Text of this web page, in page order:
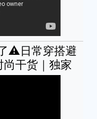
⚠️日常穿搭避
干货｜独家